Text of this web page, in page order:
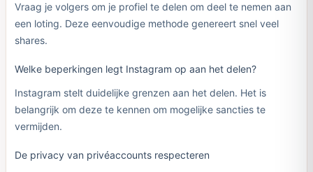
Vraag je volgers om je profiel te delen om deel te nemen aan
een loting. Deze eenvoudige methode genereert snel veel
shares.
Welke beperkingen legt Instagram op aan het delen?
Instagram stelt duidelijke grenzen aan het delen. Het is
belangrijk om deze te kennen om mogelijke sancties te
vermijden.
De privacy van privéaccounts respecteren